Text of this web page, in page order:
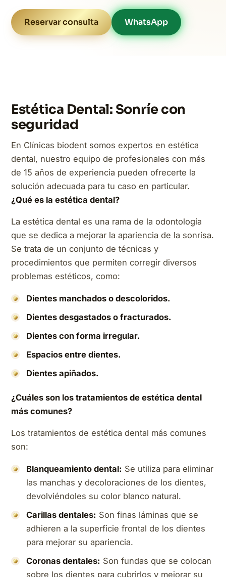
Reservar consulta WhatsApp
Estética Dental: Sonríe con
seguridad
En Clínicas biodent somos expertos en estética
dental, nuestro equipo de profesionales con más
de 15 años de experiencia pueden ofrecerte la
solución adecuada para tu caso en particular.
¿Qué es la estética dental?
La estética dental es una rama de la odontología
que se dedica a mejorar la apariencia de la sonrisa.
Se trata de un conjunto de técnicas y
procedimientos que permiten corregir diversos
problemas estéticos, como:
Dientes manchados o descoloridos.
Dientes desgastados o fracturados.
Dientes con forma irregular.
Espacios entre dientes.
Dientes apiñados.
¿Cuáles son los tratamientos de estética dental
más comunes?
Los tratamientos de estética dental más comunes
son:
Blanqueamiento dental: Se utiliza para eliminar
las manchas y decoloraciones de los dientes,
devolviéndoles su color blanco natural.
Carillas dentales: Son finas láminas que se
adhieren a la superficie frontal de los dientes
para mejorar su apariencia.
Coronas dentales: Son fundas que se colocan
sobre los dientes para cubrirlos y mejorar su